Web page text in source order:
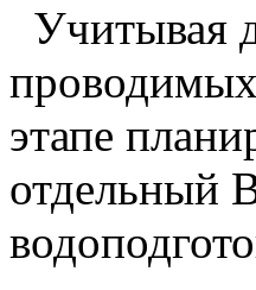
Учитывая
этапе
отдельный